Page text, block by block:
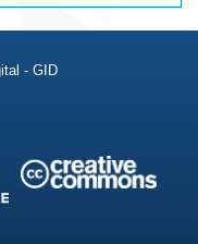
- GID